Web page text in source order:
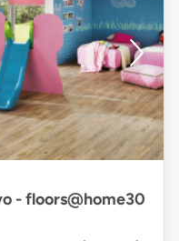
- floors@home30